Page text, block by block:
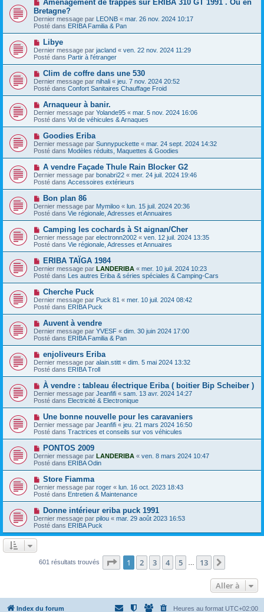
s
s
a
g
e
a
u
m
e
s
s
a
g
e
u
v
e
a
m
e
s
s
g
e
Aménagement de trappes sur ERIBA 310 GT 1991 . Où en
Bretagne?
Dernier message par LEONB « mar. 26 nov. 2024 10:17
Posté dans ERIBA Familia & Pan
N
o
u
v
a
u
m
e
s
s
a
g
e
Libye
Dernier message par jacland « ven. 22 nov. 2024 11:29
Posté dans Partir à l'étranger
N
o
u
v
a
u
m
e
s
s
a
g
Clim de coffre dans une 530
Dernier message par nihali « jeu. 7 nov. 2024 20:52
Posté dans Confort Sanitaires Chauffage Froid
N
o
u
v
a
u
m
e
s
s
a
g
e
Arnaqueur à banir.
Dernier message par Yolande95 « mar. 5 nov. 2024 16:06
Posté dans Vol de véhicules & Arnaques
N
o
u
v
a
u
m
e
s
a
g
e
Goodies Eriba
Dernier message par Sunnypuckette « mar. 24 sept. 2024 14:32
Posté dans Modèles réduits, Maquettes & Goodies
N
o
u
v
e
a
u
m
e
s
s
a
g
e
A vendre Façade Thule Rain Blocker G2
Dernier message par bonabri22 « mer. 24 juil. 2024 19:46
Posté dans Accessoires extérieurs
N
o
u
v
a
u
m
e
s
a
g
e
Bon plan 86
Dernier message par Mymiloo « lun. 15 juil. 2024 20:36
Posté dans Vie régionale, Adresses et Annuaires
N
o
u
v
e
a
u
m
e
s
s
a
g
Camping les cochards à St aignan/Cher
Dernier message par electronn2002 « ven. 12 juil. 2024 13:35
Posté dans Vie régionale, Adresses et Annuaires
N
o
u
v
a
u
m
e
s
s
a
g
ERIBA TAÏGA 1984
Dernier message par LANDERIBA « mer. 10 juil. 2024 10:23
Posté dans Les autres Eriba & séries spéciales & Camping-Cars
N
o
u
v
a
u
m
e
s
s
a
g
Cherche Puck
Dernier message par Puck 81 « mer. 10 juil. 2024 08:42
Posté dans ERIBA Puck
N
o
u
v
a
u
m
e
s
s
a
g
e
Auvent à vendre
Dernier message par YVESF « dim. 30 juin 2024 17:00
Posté dans ERIBA Familia & Pan
N
o
u
v
a
u
m
e
s
s
a
g
e
enjoliveurs Eriba
Dernier message par alain.stitt « dim. 5 mai 2024 13:32
Posté dans ERIBA Troll
N
o
u
v
e
a
u
m
e
s
a
g
e
À vendre : tableau électrique Eriba ( boitier Bip Scheiber )
Dernier message par Jeanfifi « sam. 13 avr. 2024 14:27
Posté dans Electricité & Electronique
N
o
u
v
e
a
u
m
e
s
s
a
g
e
Une bonne nouvelle pour les caravaniers
Dernier message par Jeanfifi « jeu. 21 mars 2024 16:50
Posté dans Tractrices et conseils sur vos véhicules
N
o
u
v
e
a
u
m
e
s
a
g
e
PONTOS 2009
Dernier message par LANDERIBA « ven. 8 mars 2024 10:47
Posté dans ERIBA Odin
N
o
u
v
e
a
u
m
e
g
Store Fiamma
Dernier message par roger « lun. 16 oct. 2023 18:43
Posté dans Entretien & Maintenance
N
o
u
v
e
m
e
Donne intérieur eriba puck 1991
Dernier message par pilou « mar. 29 août 2023 16:53
Posté dans ERIBA Puck
601 résultats trouvés Page 1sur13
1 2 3 4 5 13
Aller à
Index du forum Heures au format UTC+02:00